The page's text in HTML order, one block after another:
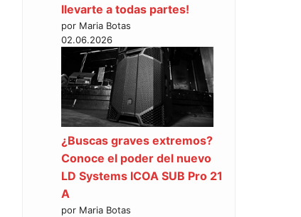
llevarte a todas partes!
por Maria Botas
02.06.2026
¿Buscas graves extremos?
Conoce el poder del nuevo
LD Systems ICOA SUB Pro 21
A
por Maria Botas